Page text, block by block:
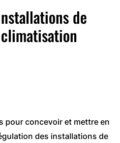
de
pour concevoir et mettre en
des installations de